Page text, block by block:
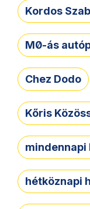
Kordos
M0-ás
Chez Dodo
Kőris
mindennapi
hétköznapi